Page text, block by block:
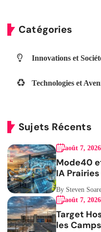
Catégories
Innovations et
Technologies et
Sujets Récents
août 7, 2026
Mode40
IA
By Steven
août 7, 2026
Target
les